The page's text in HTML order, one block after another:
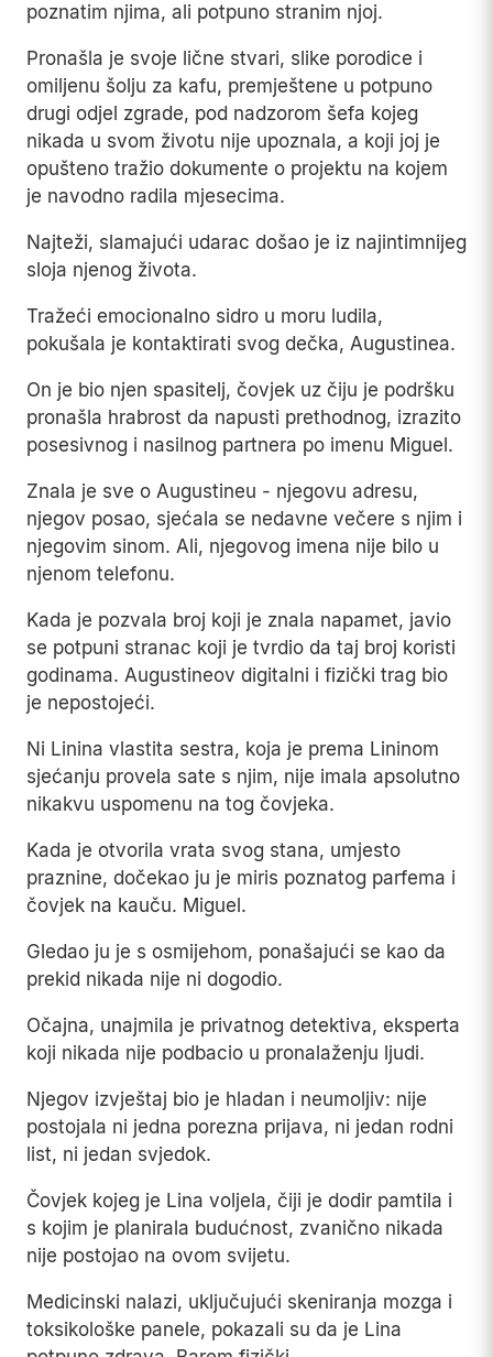
poznatim njima, ali potpuno stranim njoj.
Pronašla je svoje lične stvari, slike porodice i
omiljenu šolju za kafu, premještene u potpuno
drugi odjel zgrade, pod nadzorom šefa kojeg
nikada u svom životu nije upoznala, a koji joj je
opušteno tražio dokumente o projektu na kojem
je navodno radila mjesecima.
Najteži, slamajući udarac došao je iz najintimnijeg
sloja njenog života.
Tražeći emocionalno sidro u moru ludila,
pokušala je kontaktirati svog dečka, Augustinea.
On je bio njen spasitelj, čovjek uz čiju je podršku
pronašla hrabrost da napusti prethodnog, izrazito
posesivnog i nasilnog partnera po imenu Miguel.
Znala je sve o Augustineu - njegovu adresu,
njegov posao, sjećala se nedavne večere s njim i
njegovim sinom. Ali, njegovog imena nije bilo u
njenom telefonu.
Kada je pozvala broj koji je znala napamet, javio
se potpuni stranac koji je tvrdio da taj broj koristi
godinama. Augustineov digitalni i fizički trag bio
je nepostojeći.
Ni Linina vlastita sestra, koja je prema Lininom
sjećanju provela sate s njim, nije imala apsolutno
nikakvu uspomenu na tog čovjeka.
Kada je otvorila vrata svog stana, umjesto
praznine, dočekao ju je miris poznatog parfema i
čovjek na kauču. Miguel.
Gledao ju je s osmijehom, ponašajući se kao da
prekid nikada nije ni dogodio.
Očajna, unajmila je privatnog detektiva, eksperta
koji nikada nije podbacio u pronalaženju ljudi.
Njegov izvještaj bio je hladan i neumoljiv: nije
postojala ni jedna porezna prijava, ni jedan rodni
list, ni jedan svjedok.
Čovjek kojeg je Lina voljela, čiji je dodir pamtila i
s kojim je planirala budućnost, zvanično nikada
nije postojao na ovom svijetu.
Medicinski nalazi, uključujući skeniranja mozga i
toksikološke panele, pokazali su da je Lina